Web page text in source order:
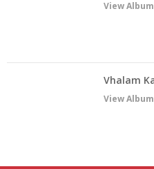
View Album
Vhalam
View Album